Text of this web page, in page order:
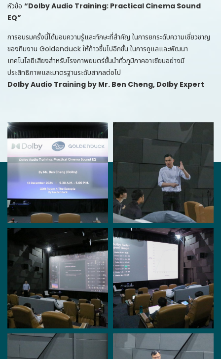
หัวข้อ “Dolby Audio Training: Practical Cinema Sound
EQ”
การอบรมครั้งนี้ได้มอบความรู้และทักษะที่สำคัญ ในการยกระดับความเชี่ยวชาญ
ของทีมงาน Goldenduck ให้ก้าวขึ้นไปอีกขั้น ในการดูแลและพัฒนา
เทคโนโลยีเสียงสำหรับโรงภาพยนตร์ชั้นนำทั่วภูมิภาคอาเซียนอย่างมี
ประสิทธิภาพและมาตรฐานระดับสากลต่อไป
Dolby Audio Training by Mr. Ben Cheng, Dolby Expert